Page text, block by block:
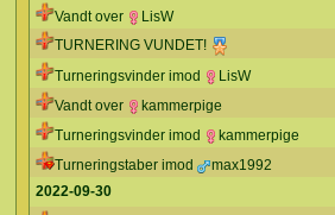
Vandt over
LisW
TURNERING VUNDET!
Turneringsvinder imod
LisW
Vandt over
kammerpige
Turneringsvinder imod
kammerpige
Turneringstaber imod
max1992
2022-09-30